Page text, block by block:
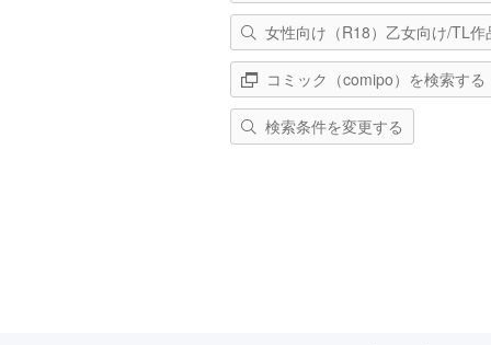
女性向け（R18）乙女向け/TL作
コミック（comipo）を検索する
検索条件を変更する